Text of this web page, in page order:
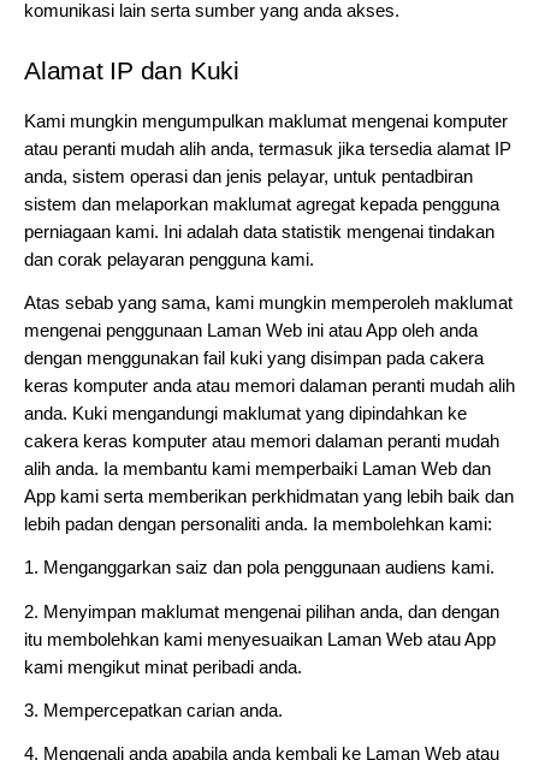
komunikasi lain serta sumber yang anda akses.
Alamat IP dan Kuki
Kami mungkin mengumpulkan maklumat mengenai komputer
atau peranti mudah alih anda, termasuk jika tersedia alamat IP
anda, sistem operasi dan jenis pelayar, untuk pentadbiran
sistem dan melaporkan maklumat agregat kepada pengguna
perniagaan kami. Ini adalah data statistik mengenai tindakan
dan corak pelayaran pengguna kami.
Atas sebab yang sama, kami mungkin memperoleh maklumat
mengenai penggunaan Laman Web ini atau App oleh anda
dengan menggunakan fail kuki yang disimpan pada cakera
keras komputer anda atau memori dalaman peranti mudah alih
anda. Kuki mengandungi maklumat yang dipindahkan ke
cakera keras komputer atau memori dalaman peranti mudah
alih anda. Ia membantu kami memperbaiki Laman Web dan
App kami serta memberikan perkhidmatan yang lebih baik dan
lebih padan dengan personaliti anda. Ia membolehkan kami:
1. Menganggarkan saiz dan pola penggunaan audiens kami.
2. Menyimpan maklumat mengenai pilihan anda, dan dengan
itu membolehkan kami menyesuaikan Laman Web atau App
kami mengikut minat peribadi anda.
3. Mempercepatkan carian anda.
4. Mengenali anda apabila anda kembali ke Laman Web atau